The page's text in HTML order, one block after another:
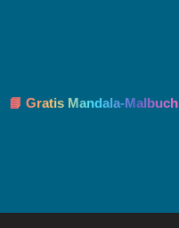
📘 Gratis Mandala-Malbuch